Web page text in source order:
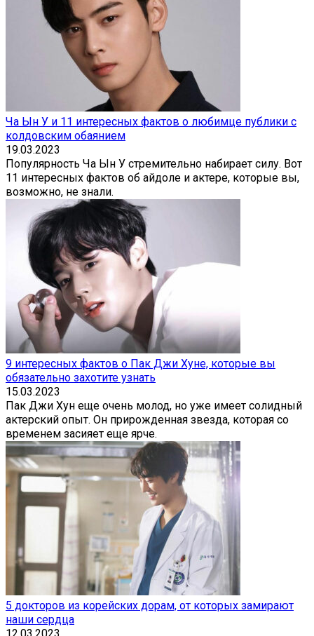
Ча Ын У и 11 интересных фактов о любимце публики с
колдовским обаянием
19.03.2023
Популярность Ча Ын У стремительно набирает силу. Вот
11 интересных фактов об айдоле и актере, которые вы,
возможно, не знали.
9 интересных фактов о Пак Джи Хуне, которые вы
обязательно захотите узнать
15.03.2023
Пак Джи Хун еще очень молод, но уже имеет солидный
актерский опыт. Он прирожденная звезда, которая со
временем засияет еще ярче.
5 докторов из корейских дорам, от которых замирают
наши сердца